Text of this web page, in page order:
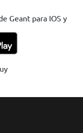
Geant para IOS y